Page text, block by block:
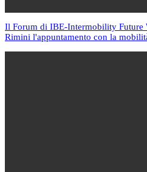
Il Forum di IBE-Intermobility Future
Rimini l'appuntamento con la